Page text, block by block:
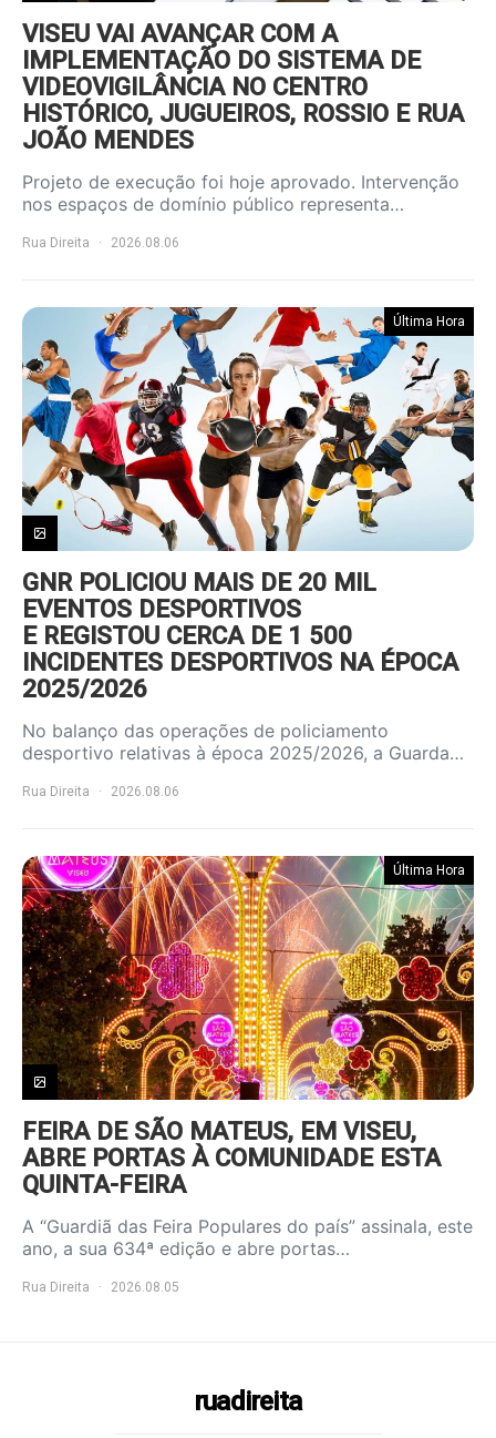
VISEU VAI AVANÇAR COM A
IMPLEMENTAÇÃO DO SISTEMA DE
VIDEOVIGILÂNCIA NO CENTRO
HISTÓRICO, JUGUEIROS, ROSSIO E RUA
JOÃO MENDES
Projeto de execução foi hoje aprovado. Intervenção
nos espaços de domínio público representa…
Rua Direita 2026.08.06
Última Hora
GNR POLICIOU MAIS DE 20 MIL
EVENTOS DESPORTIVOS
E REGISTOU CERCA DE 1 500
INCIDENTES DESPORTIVOS NA ÉPOCA
2025/2026
No balanço das operações de policiamento
desportivo relativas à época 2025/2026, a Guarda…
Rua Direita 2026.08.06
Última Hora
FEIRA DE SÃO MATEUS, EM VISEU,
ABRE PORTAS À COMUNIDADE ESTA
QUINTA-FEIRA
A “Guardiã das Feira Populares do país” assinala, este
ano, a sua 634ª edição e abre portas…
Rua Direita 2026.08.05
ruadireita